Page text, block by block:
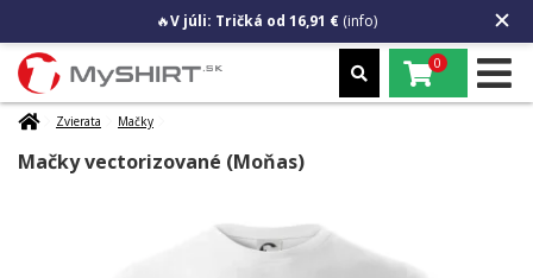
🔥V júli: Tričká od 16,91 € (info)
0
Zvierata Mačky
Mačky vectorizované (Moňas)